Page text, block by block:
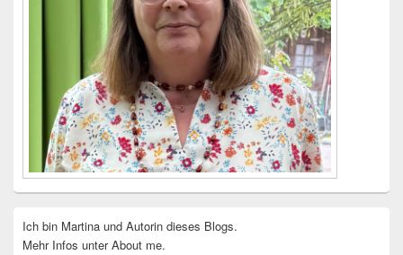
Ich bin Martina und Autorin dieses Blogs.
Mehr Infos unter About me.